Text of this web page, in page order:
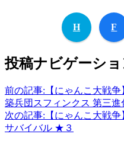
H F
投稿ナビゲーショ
前の記事: 【にゃんこ大戦
築兵団スフィンクス 第三進
次の記事: 【にゃんこ大戦
サバイバル ★３